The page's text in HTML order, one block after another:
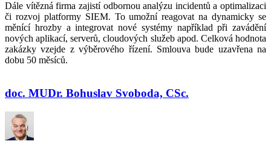
Dále vítězná firma zajistí odbornou analýzu incidentů a optimalizaci
či rozvoj platformy SIEM. To umožní reagovat na dynamicky se
měnící hrozby a integrovat nové systémy například při zavádění
nových aplikací, serverů, cloudových služeb apod. Celková hodnota
zakázky vzejde z výběrového řízení. Smlouva bude uzavřena na
dobu 50 měsíců.
doc. MUDr. Bohuslav Svoboda, CSc.